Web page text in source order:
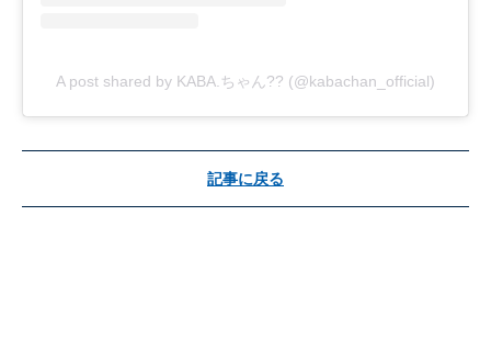
A post shared by KABA.ちゃん?? (@kabachan_official)
記事に戻る